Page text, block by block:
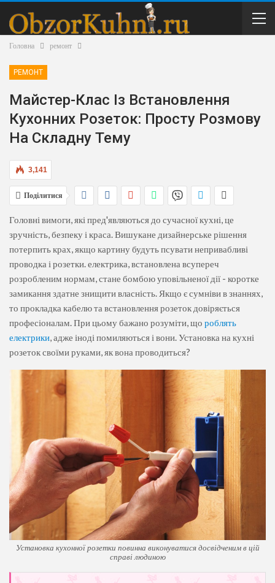
Головна ремонт
РЕМОНТ
Майстер-Клас Із Встановлення
Кухонних Розеток: Просту Розмову
На Складну Тему
3,141
Поділитися
Головні вимоги, які пред'являються до сучасної кухні, це
зручність, безпеку і краса. Вишукане дизайнерське рішення
потерпить крах, якщо картину будуть псувати непривабливі
проводка і розетки. електрика, встановлена ​​всупереч
розробленим нормам, стане бомбою уповільненої дії - коротке
замикання здатне знищити власність. Якщо є сумніви в знаннях,
то прокладка кабелю та встановлення розеток довіряється
професіоналам. При цьому бажано розуміти, що роблять
електрики, адже іноді помиляються і вони. Установка на кухні
розеток своїми руками, як вона проводиться?
Установка кухонної розетки повинна виконуватися досвідченим в цій
справі людиною